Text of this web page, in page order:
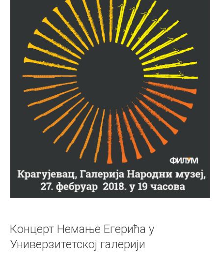
Концерт Немање Егерића у
Универзитетској галерији